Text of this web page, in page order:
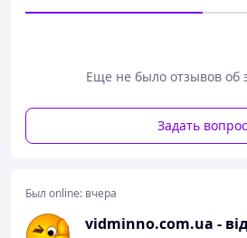
Еще не было отзывов об
Задать вопрос
Был online: вчера